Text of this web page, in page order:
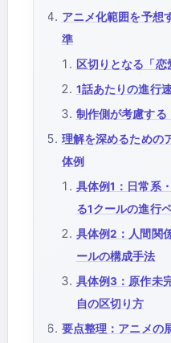
アニメ化範囲を予想
準
区切りとなる「恋
1話あたりの進行
制作側が考慮する
理解を深めるための
体例
具体例1：日常系
る1クールの進行
具体例2：人間関
ールの構成手法
具体例3：原作未
自の区切り方
要点整理：アニメの